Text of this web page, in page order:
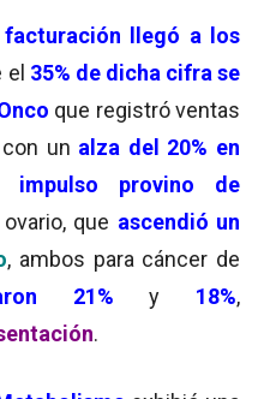
facturación llegó a los
35% de dicha cifra se
que registró ventas
un alza del 20% en
impulso provino de
que ascendió un
, ambos para cáncer de
21%y 18%,
.